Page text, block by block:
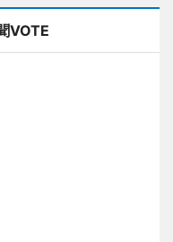
VOTE